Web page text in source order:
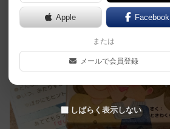
Apple Facebook
または
メールで会員登録
しばらく表示しない